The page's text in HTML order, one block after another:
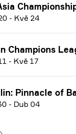
- Kvě 24
Champions
- Kvě 17
Pinnacle of
- Dub 04